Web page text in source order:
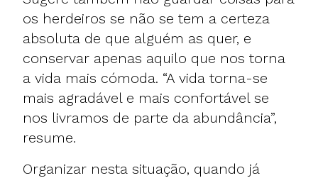
os herdeiros se não se tem a certeza
absoluta de que alguém as quer, e
conservar apenas aquilo que nos torna
a vida mais cómoda. “A vida torna-se
mais agradável e mais confortável se
nos livramos de parte da abundância”,
resume.
Organizar nesta situação, quando já